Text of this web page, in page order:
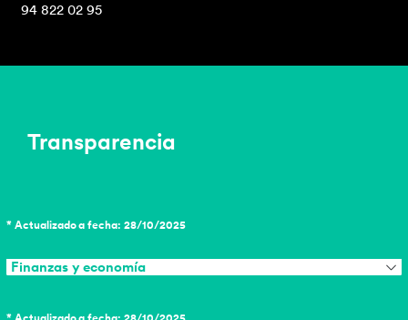
94 822 02 95
Transparencia
* Actualizado a fecha: 28/10/2025
Finanzas y economía